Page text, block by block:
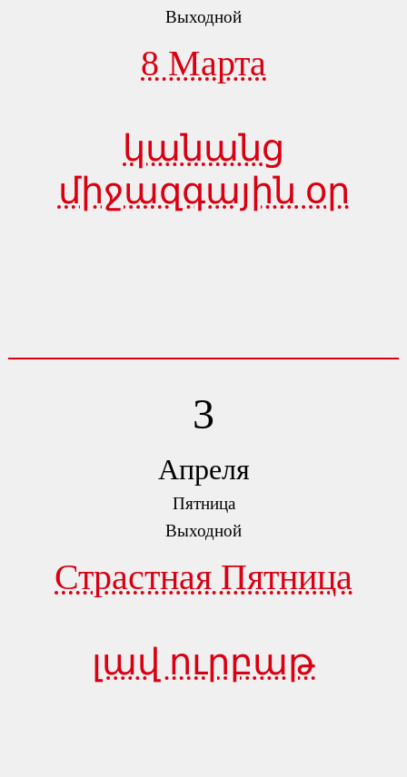
Выходной
8 Марта
կանանց
միջազգային օր
3
Апреля
Пятница
Выходной
Страстная Пятница
լավ ուրբաթ